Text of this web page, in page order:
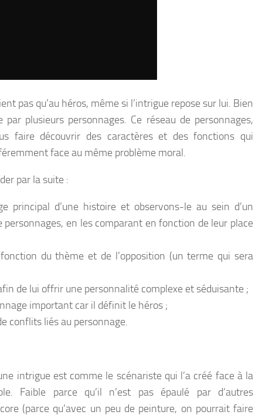
pas qu’au héros, même si l’intrigue repose sur lui. Bien
plusieurs personnages. Ce réseau de personnages,
faire découvrir des caractères et des fonctions qui
face au même problème moral.
par la suite :
d’une histoire et observons-le au sein d’un
en les comparant en fonction de leur place
du thème et de l’opposition (un terme qui sera
de lui offrir une personnalité complexe et séduisante ;
important car il définit le héros ;
conflits liés au personnage.
intrigue est comme le scénariste qui l’a créé face à la
Faible parce qu’il n’est pas épaulé par d’autres
(parce qu’avec un peu de peinture, on pourrait faire